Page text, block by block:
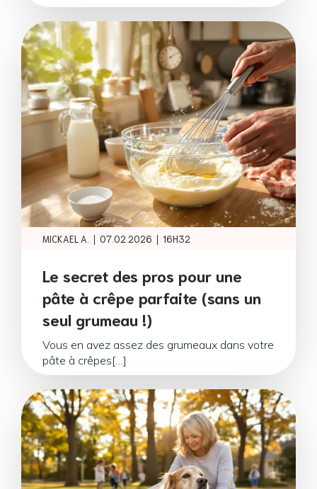
MICKAEL A. | 07.02.2026 | 16H32
Le secret des pros pour une
pâte à crêpe parfaite (sans un
seul grumeau !)
Vous en avez assez des grumeaux dans votre
pâte à crêpes[…]